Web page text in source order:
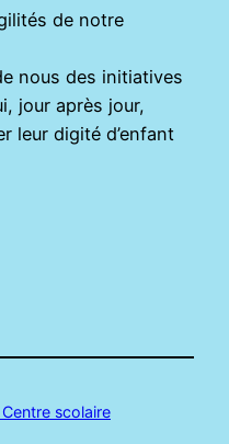
de notre
nous des initiatives
jour après jour,
leur digité d’enfant
Centre scolaire